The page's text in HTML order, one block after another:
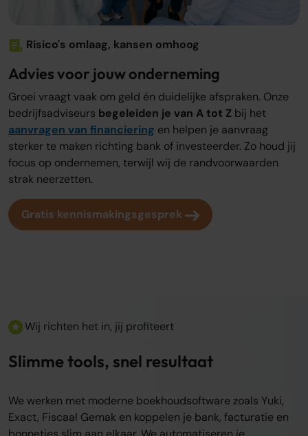
Risico's omlaag, kansen omhoog
Advies voor jouw onderneming
Groei vraagt vaak om geld én duidelijke afspraken. Onze
bedrijfsadviseurs begeleiden je van A tot Z bij het
aanvragen van financiering en helpen je aanvraag
sterker te maken richting bank of investeerder. Zo houd jij
focus op ondernemen, terwijl wij de randvoorwaarden
strak neerzetten.
Gratis kennismakingsgesprek
Wij richten het in, jij profiteert
Slimme tools, snel resultaat
We werken met moderne boekhoudsoftware zoals Yuki,
Exact, Fiscaal Gemak en koppelen je bank, facturatie en